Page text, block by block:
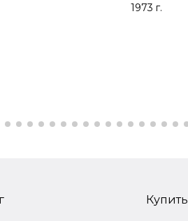
1973 г.
Купить